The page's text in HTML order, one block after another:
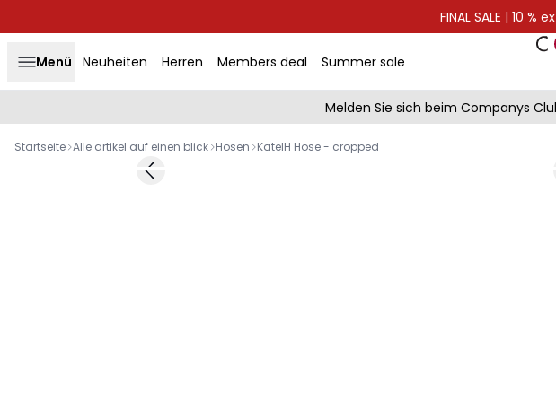
FINAL SALE | 10
Menü Neuheiten Herren Members deal Summer sale
Melden Sie sich beim Companys
Startseite Alle artikel auf einen blick Hosen KateIH Hose - cropped
Previous slide